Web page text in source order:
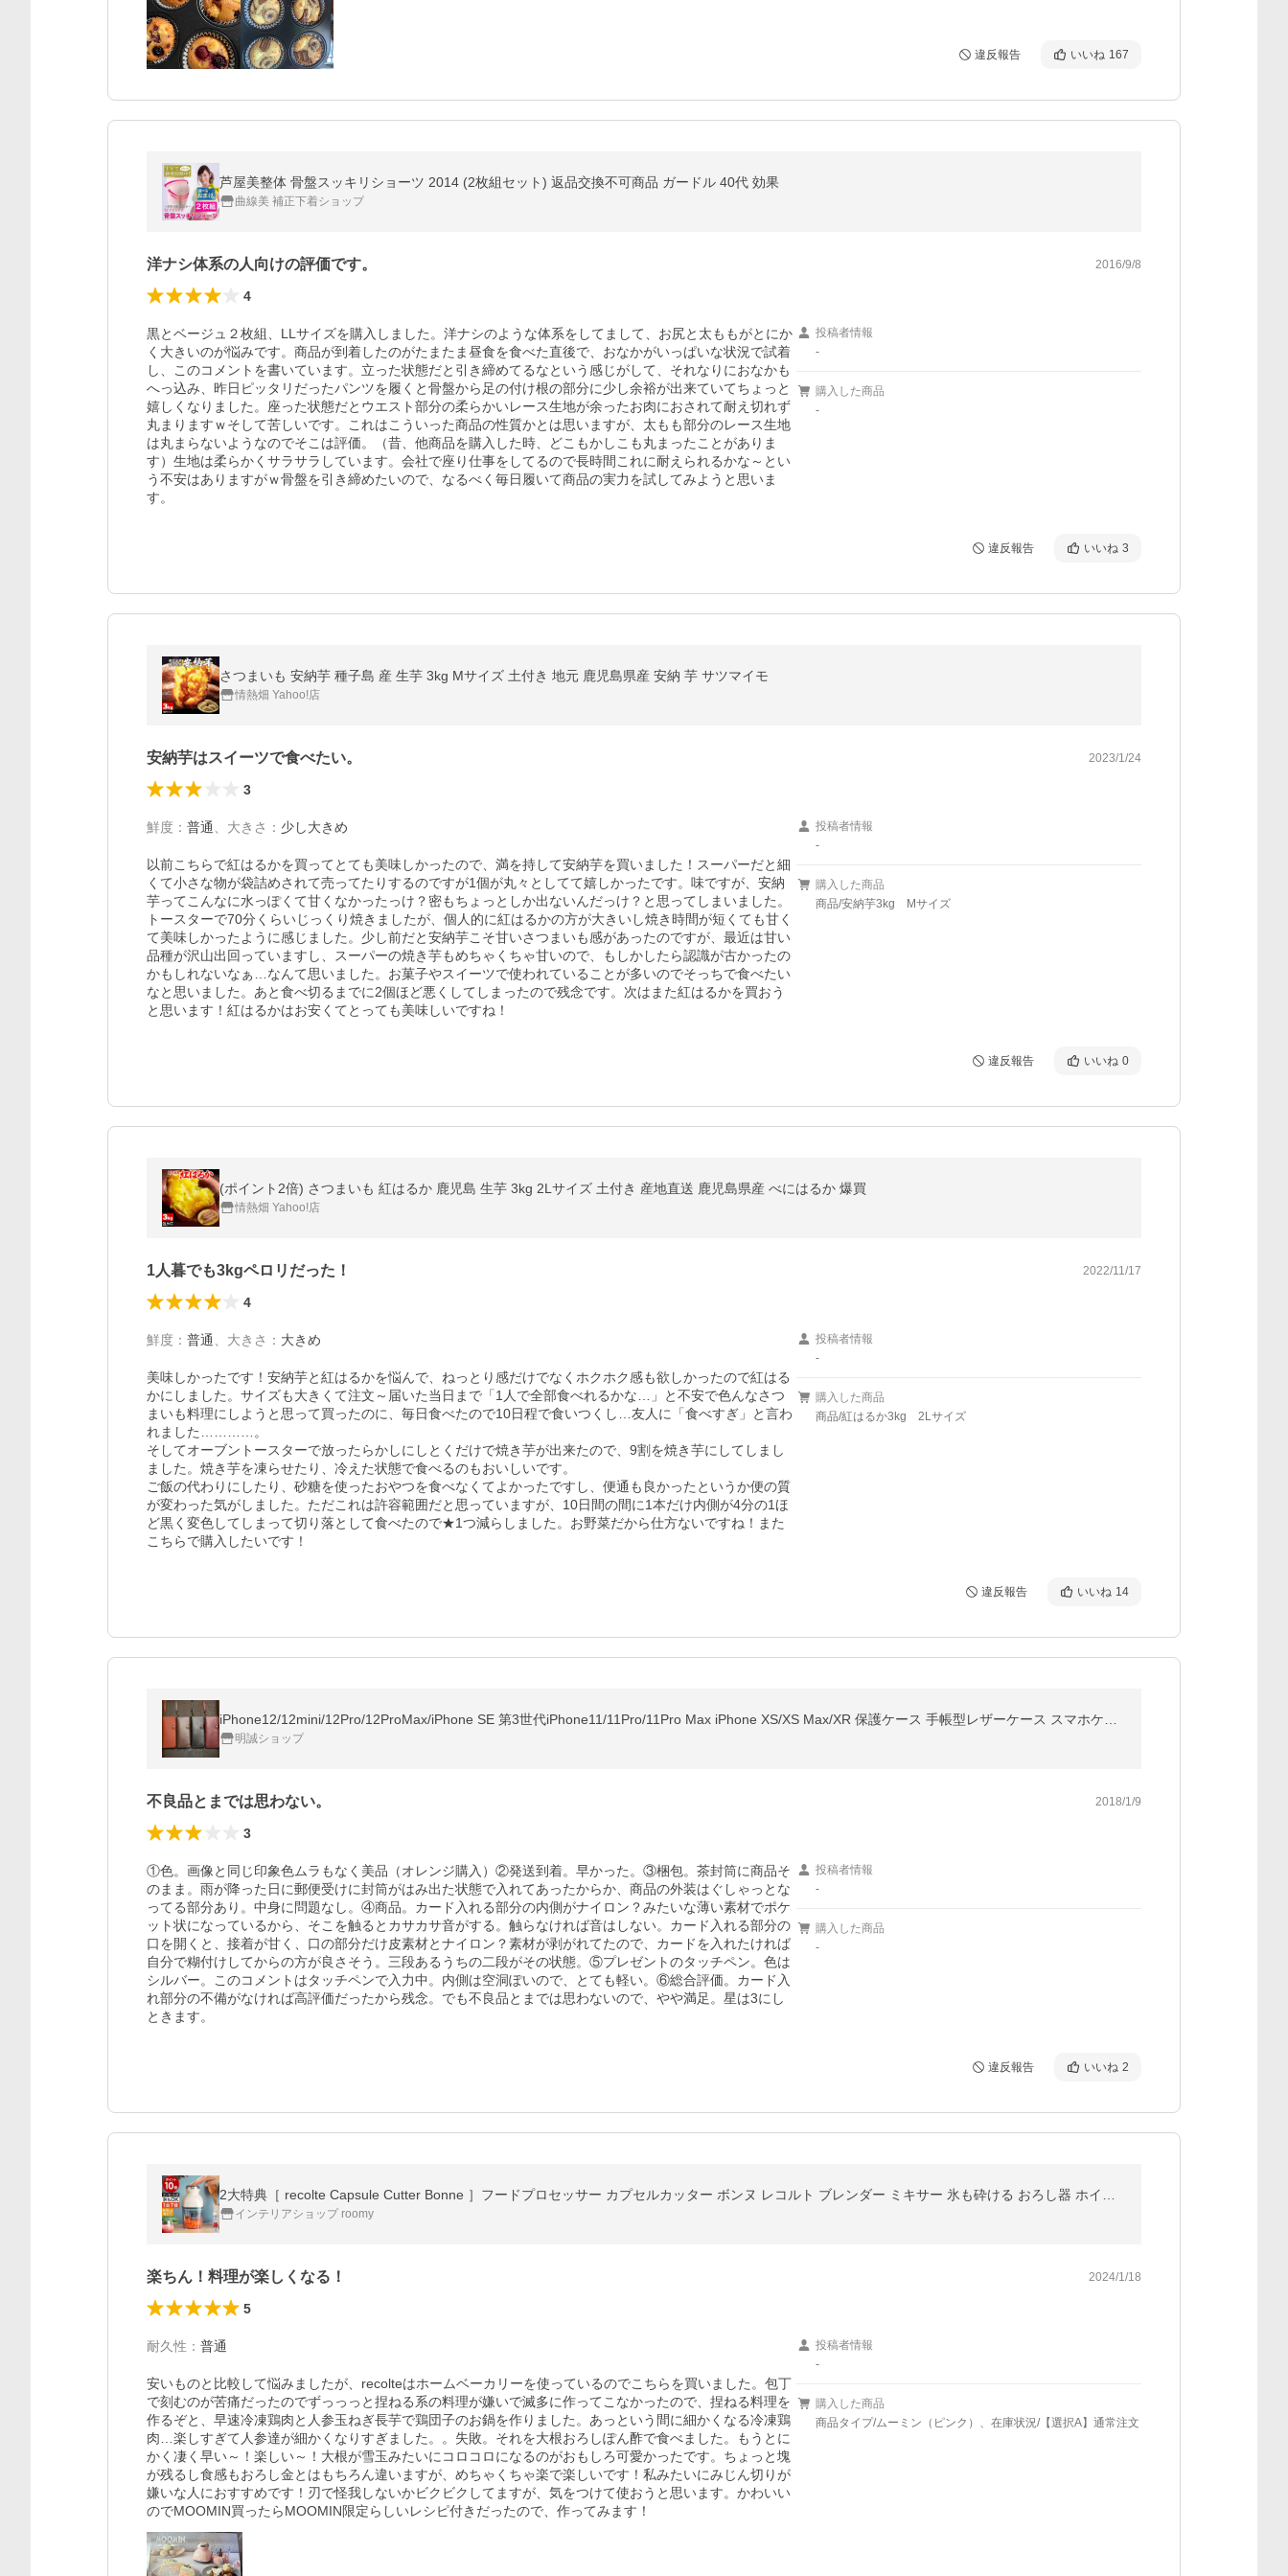
違反報告 いいね 167
芦屋美整体 骨盤スッキリショーツ 2014 (2枚組セット) 返品交換不可商品 ガードル 40代 効果
曲線美 補正下着ショップ
洋ナシ体系の人向けの評価です。 2016/9/8
4
黒とベージュ２枚組、LLサイズを購入しました。洋ナシのような体系をしてまして、お尻と太ももがとにか
く大きいのが悩みです。商品が到着したのがたまたま昼食を食べた直後で、おなかがいっぱいな状況で試着
し、このコメントを書いています。立った状態だと引き締めてるなという感じがして、それなりにおなかも
へっ込み、昨日ピッタリだったパンツを履くと骨盤から足の付け根の部分に少し余裕が出来ていてちょっと
嬉しくなりました。座った状態だとウエスト部分の柔らかいレース生地が余ったお肉におされて耐え切れず
丸まりますｗそして苦しいです。これはこういった商品の性質かとは思いますが、太もも部分のレース生地
は丸まらないようなのでそこは評価。（昔、他商品を購入した時、どこもかしこも丸まったことがありま
す）生地は柔らかくサラサラしています。会社で座り仕事をしてるので長時間これに耐えられるかな～とい
う不安はありますがｗ骨盤を引き締めたいので、なるべく毎日履いて商品の実力を試してみようと思いま
す。
投稿者情報
-
購入した商品
-
違反報告 いいね 3
さつまいも 安納芋 種子島 産 生芋 3kg Mサイズ 土付き 地元 鹿児島県産 安納 芋 サツマイモ
情熱畑 Yahoo!店
安納芋はスイーツで食べたい。 2023/1/24
3
鮮度 ： 普通 大きさ ： 少し大きめ
以前こちらで紅はるかを買ってとても美味しかったので、満を持して安納芋を買いました！スーパーだと細
くて小さな物が袋詰めされて売ってたりするのですが1個が丸々としてて嬉しかったです。味ですが、安納
芋ってこんなに水っぽくて甘くなかったっけ？密もちょっとしか出ないんだっけ？と思ってしまいました。
トースターで70分くらいじっくり焼きましたが、個人的に紅はるかの方が大きいし焼き時間が短くても甘く
て美味しかったように感じました。少し前だと安納芋こそ甘いさつまいも感があったのですが、最近は甘い
品種が沢山出回っていますし、スーパーの焼き芋もめちゃくちゃ甘いので、もしかしたら認識が古かったの
かもしれないなぁ…なんて思いました。お菓子やスイーツで使われていることが多いのでそっちで食べたい
なと思いました。あと食べ切るまでに2個ほど悪くしてしまったので残念です。次はまた紅はるかを買おう
と思います！紅はるかはお安くてとっても美味しいですね！
投稿者情報
-
購入した商品
商品/安納芋3kg Mサイズ
違反報告 いいね 0
(ポイント2倍) さつまいも 紅はるか 鹿児島 生芋 3kg 2Lサイズ 土付き 産地直送 鹿児島県産 べにはるか 爆買
情熱畑 Yahoo!店
1人暮でも3kgペロリだった！ 2022/11/17
4
鮮度 ： 普通 大きさ ： 大きめ
美味しかったです！安納芋と紅はるかを悩んで、ねっとり感だけでなくホクホク感も欲しかったので紅はる
かにしました。サイズも大きくて注文～届いた当日まで「1人で全部食べれるかな…」と不安で色んなさつ
まいも料理にしようと思って買ったのに、毎日食べたので10日程で食いつくし…友人に「食べすぎ」と言わ
れました…………。
そしてオーブントースターで放ったらかしにしとくだけで焼き芋が出来たので、9割を焼き芋にしてしまし
ました。焼き芋を凍らせたり、冷えた状態で食べるのもおいしいです。
ご飯の代わりにしたり、砂糖を使ったおやつを食べなくてよかったですし、便通も良かったというか便の質
が変わった気がしました。ただこれは許容範囲だと思っていますが、10日間の間に1本だけ内側が4分の1ほ
ど黒く変色してしまって切り落として食べたので★1つ減らしました。お野菜だから仕方ないですね！また
こちらで購入したいです！
投稿者情報
-
購入した商品
商品/紅はるか3kg 2Lサイズ
違反報告 いいね 14
明誠ショップ
不良品とまでは思わない。 2018/1/9
3
①色。画像と同じ印象色ムラもなく美品（オレンジ購入）②発送到着。早かった。③梱包。茶封筒に商品そ
のまま。雨が降った日に郵便受けに封筒がはみ出た状態で入れてあったからか、商品の外装はぐしゃっとな
ってる部分あり。中身に問題なし。④商品。カード入れる部分の内側がナイロン？みたいな薄い素材でポケ
ット状になっているから、そこを触るとカサカサ音がする。触らなければ音はしない。カード入れる部分の
口を開くと、接着が甘く、口の部分だけ皮素材とナイロン？素材が剥がれてたので、カードを入れたければ
自分で糊付けしてからの方が良さそう。三段あるうちの二段がその状態。⑤プレゼントのタッチペン。色は
シルバー。このコメントはタッチペンで入力中。内側は空洞ぽいので、とても軽い。⑥総合評価。カード入
れ部分の不備がなければ高評価だったから残念。でも不良品とまでは思わないので、やや満足。星は3にし
ときます。
投稿者情報
-
購入した商品
-
違反報告 いいね 2
インテリアショップ roomy
楽ちん！料理が楽しくなる！ 2024/1/18
5
耐久性 ： 普通
安いものと比較して悩みましたが、recolteはホームベーカリーを使っているのでこちらを買いました。包丁
で刻むのが苦痛だったのでずっっっと捏ねる系の料理が嫌いで滅多に作ってこなかったので、捏ねる料理を
作るぞと、早速冷凍鶏肉と人参玉ねぎ長芋で鶏団子のお鍋を作りました。あっという間に細かくなる冷凍鶏
肉…楽しすぎて人参達が細かくなりすぎました。。失敗。それを大根おろしぽん酢で食べました。もうとに
かく凄く早い～！楽しい～！大根が雪玉みたいにコロコロになるのがおもしろ可愛かったです。ちょっと塊
が残るし食感もおろし金とはもちろん違いますが、めちゃくちゃ楽で楽しいです！私みたいにみじん切りが
嫌いな人におすすめです！刃で怪我しないかビクビクしてますが、気をつけて使おうと思います。かわいい
のでMOOMIN買ったらMOOMIN限定らしいレシピ付きだったので、作ってみます！
投稿者情報
-
購入した商品
商品タイプ/ムーミン（ピンク）、在庫状況/【選択A】通常注文